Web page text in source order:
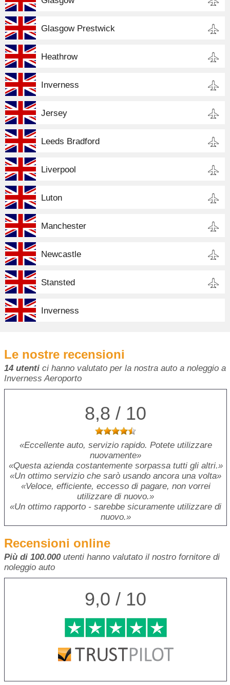
Glasgow Prestwick
Heathrow
Inverness
Jersey
Leeds Bradford
Liverpool
Luton
Manchester
Newcastle
Stansted
Inverness
Le nostre recensioni
14 utenti ci hanno valutato per la nostra auto a noleggio a
Inverness Aeroporto
8,8 / 10
Eccellente auto, servizio rapido. Potete utilizzare
nuovamente
Questa azienda costantemente sorpassa tutti gli altri.
Un ottimo servizio che sarò usando ancora una volta
Veloce, efficiente, eccesso di pagare, non vorrei
utilizzare di nuovo.
Un ottimo rapporto - sarebbe sicuramente utilizzare di
nuovo.
Recensioni online
Più di 100.000utenti hanno valutato il nostro fornitore di
noleggio auto
9,0 / 10